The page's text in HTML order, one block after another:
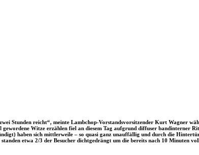
Stunden reicht“, meinte Lambchop-Vorstandsvorsitzender Kurt Wagner
Witze erzählen fiel an diesem Tag aufgrund diffuser bandinterner
haben sich mittlerweile – so quasi ganz unauffällig und durch die
etwa 2/3 der Besucher dichtgedrängt um die bereits nach 10 Minuten